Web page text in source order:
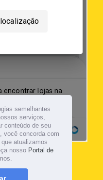
semelhantes
serviços,
conteúdo de seu
você concorda com
atualizamos
nosso Portal de